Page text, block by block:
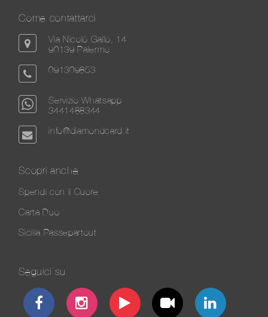
Come contattarci
Via Nicolò Gallo, 14
90139 Palermo
091309853
Servizio Whatsapp
3441488344
info@diamondcard.it
Scopri anche
Spendi con il Cuore
Carta Duo
Sicilia Passepartout
Seguici su